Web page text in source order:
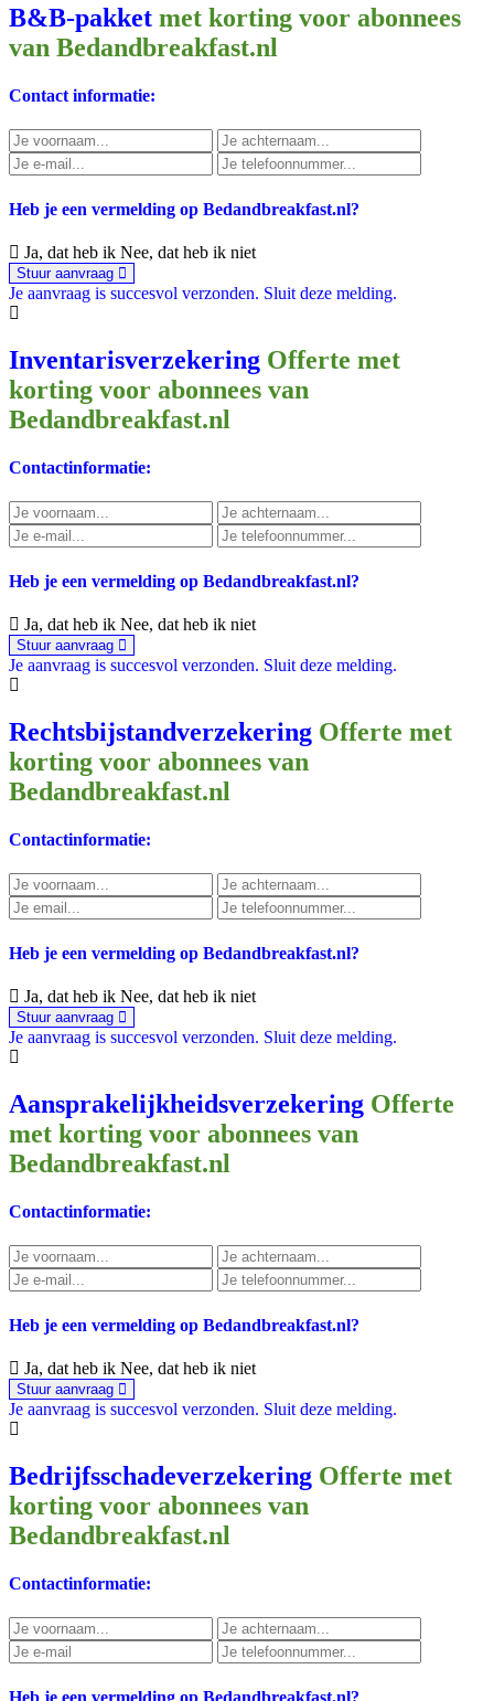
B&B-pakket met korting voor abonnees
van Bedandbreakfast.nl
Contact informatie:
Heb je een vermelding op Bedandbreakfast.nl?
Ja, dat heb ik Nee, dat heb ik niet
Stuur aanvraag
Je aanvraag is succesvol verzonden. Sluit deze melding.
Inventarisverzekering Offerte met
korting voor abonnees van
Bedandbreakfast.nl
Contactinformatie:
Heb je een vermelding op Bedandbreakfast.nl?
Ja, dat heb ik Nee, dat heb ik niet
Stuur aanvraag
Je aanvraag is succesvol verzonden. Sluit deze melding.
Rechtsbijstandverzekering Offerte met
korting voor abonnees van
Bedandbreakfast.nl
Contactinformatie:
Heb je een vermelding op Bedandbreakfast.nl?
Ja, dat heb ik Nee, dat heb ik niet
Stuur aanvraag
Je aanvraag is succesvol verzonden. Sluit deze melding.
Aansprakelijkheidsverzekering Offerte
met korting voor abonnees van
Bedandbreakfast.nl
Contactinformatie:
Heb je een vermelding op Bedandbreakfast.nl?
Ja, dat heb ik Nee, dat heb ik niet
Stuur aanvraag
Je aanvraag is succesvol verzonden. Sluit deze melding.
Bedrijfsschadeverzekering Offerte met
korting voor abonnees van
Bedandbreakfast.nl
Contactinformatie:
Heb je een vermelding op Bedandbreakfast.nl?